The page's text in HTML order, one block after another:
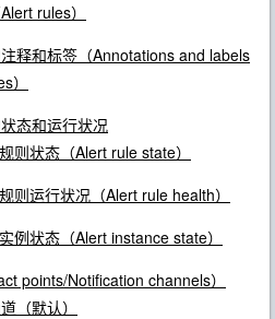
rules）
释和标签（Annotations and labels
）
态和运行状况
则状态（Alert rule state）
则运行状况（Alert rule health）
例状态（Alert instance state）
points/Notification channels）
（默认）